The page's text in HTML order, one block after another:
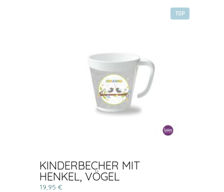
TOP
KINDERBECHER MIT
HENKEL, VÖGEL
19,95 €